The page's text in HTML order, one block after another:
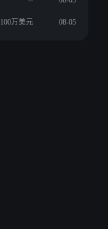
100万美元 08-05